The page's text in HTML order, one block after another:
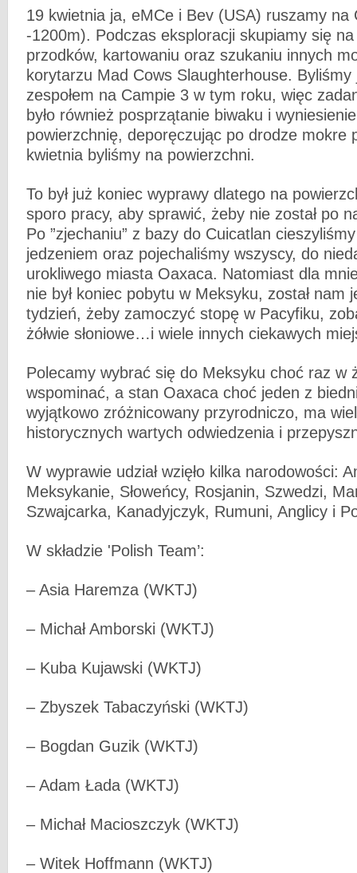
19 kwietnia ja, eMCe i Bev (USA) ruszamy na
-1200m). Podczas eksploracji skupiamy się
przodków, kartowaniu oraz szukaniu innych
korytarzu Mad Cows Slaughterhouse.
zespołem na Campie 3 w tym roku, więc
było również posprzątanie biwaku i
powierzchnię, deporęczując po drodze mokre
kwietnia byliśmy na powierzchni.
To był już koniec wyprawy dlatego na
sporo pracy, aby sprawić, żeby nie został po
Po ”zjechaniu” z bazy do Cuicatlan
jedzeniem oraz pojechaliśmy wszyscy, do
urokliwego miasta Oaxaca. Natomiast dla
nie był koniec pobytu w Meksyku, został nam
tydzień, żeby zamoczyć stopę w Pacyfiku,
żółwie słoniowe…i wiele innych ciekawych
Polecamy wybrać się do Meksyku choć raz w
wspominać, a stan Oaxaca choć jeden z
wyjątkowo zróżnicowany przyrodniczo, ma
historycznych wartych odwiedzenia i
W wyprawie udział wzięło kilka narodowości:
Meksykanie, Słoweńcy, Rosjanin, Szwedzi,
Szwajcarka, Kanadyjczyk, Rumuni, Anglicy i
W składzie 'Polish Team’:
– Asia Haremza (WKTJ)
– Michał Amborski (WKTJ)
– Kuba Kujawski (WKTJ)
– Zbyszek Tabaczyński (WKTJ)
– Bogdan Guzik (WKTJ)
– Adam Łada (WKTJ)
– Michał Macioszczyk (WKTJ)
– Witek Hoffmann (WKTJ)